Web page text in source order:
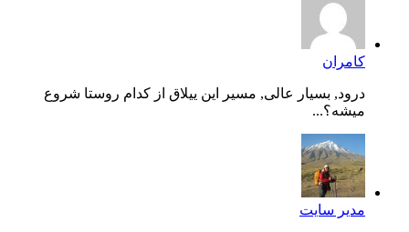
کامران
درود, بسیار عالی, مسیر این ییلاق از کدام روستا شروع
میشه؟...
مدیر سایت